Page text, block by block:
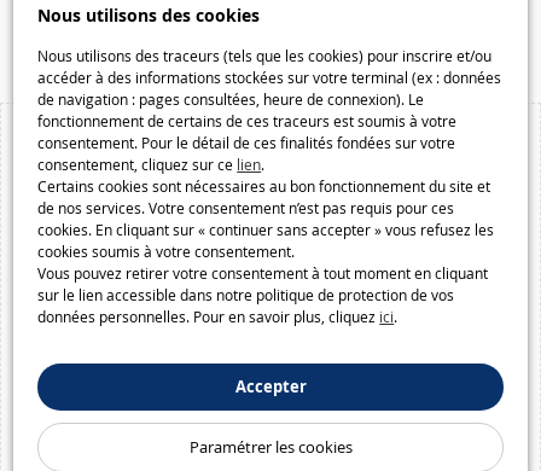
Nous utilisons des cookies
Nous utilisons des traceurs (tels que les cookies) pour inscrire et/ou
accéder à des informations stockées sur votre terminal (ex : données
de navigation : pages consultées, heure de connexion). Le
fonctionnement de certains de ces traceurs est soumis à votre
consentement. Pour le détail de ces finalités fondées sur votre
consentement, cliquez sur ce lien.
Certains cookies sont nécessaires au bon fonctionnement du site et
de nos services. Votre consentement n’est pas requis pour ces
cookies. En cliquant sur « continuer sans accepter » vous refusez les
cookies soumis à votre consentement.
Vous pouvez retirer votre consentement à tout moment en cliquant
sur le lien accessible dans notre politique de protection de vos
données personnelles. Pour en savoir plus, cliquez ici.
Accepter
Paramétrer les cookies